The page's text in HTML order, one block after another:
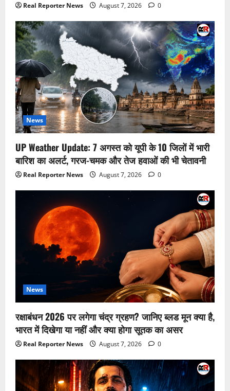
Real Reporter News August 7, 2026 0
News
UP Weather Update: 7 अगस्त को यूपी के 10 जिलों में भारी
बारिश का अलर्ट, गरज-चमक और तेज हवाओं की भी चेतावनी
Real Reporter News August 7, 2026 0
News
रक्षाबंधन 2026 पर लगेगा चंद्र ग्रहण? जानिए ब्लड मून क्या है,
भारत में दिखेगा या नहीं और क्या होगा सूतक का असर
Real Reporter News August 7, 2026 0